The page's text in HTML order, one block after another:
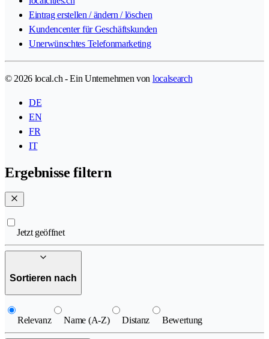
Eintrag erstellen / ändern / löschen
Kundencenter für Geschäftskunden
Unerwünschtes Telefonmarketing
© 2026 local.ch - Ein Unternehmen von localsearch
DE
EN
FR
IT
Ergebnisse filtern
Jetzt geöffnet
Sortieren nach
Relevanz Name (A-Z) Distanz Bewertung